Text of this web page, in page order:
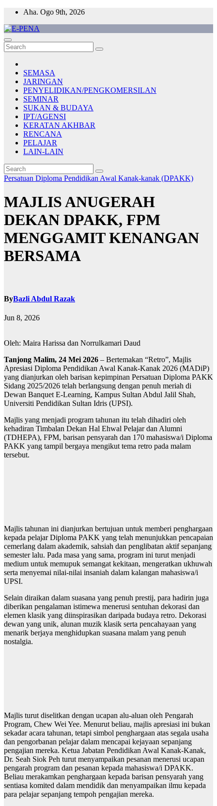
Skip
content
Aha. Ogo 9th, 2026
E-PENA
Berita Digital Terkini
SEMASA
JARINGAN
PENYELIDIKAN/PENGKOMERSILAN
SEMINAR
SUKAN & BUDAYA
IPT/AGENSI
KERATAN AKHBAR
RENCANA
PELAJAR
LAIN-LAIN
Persatuan Diploma Pendidikan Awal Kanak-kanak (DPAKK)
MAJLIS ANUGERAH
DEKAN DPAKK, FPM
MENGGAMIT KENANGAN
BERSAMA
ByBazli Abdul Razak
Jun 8, 2026
Oleh: Maira Harissa dan Norrulkamari Daud
Tanjong Malim, 24 Mei 2026 – Bertemakan “Retro”, Majlis
Apresiasi Diploma Pendidikan Awal Kanak-Kanak 2026 (MADiP)
yang dianjurkan oleh barisan kepimpinan Persatuan Diploma PAKK
Sidang 2025/2026 telah berlangsung dengan penuh meriah di
Dewan Banquet E-Learning, Kampus Sultan Abdul Jalil Shah,
Universiti Pendidikan Sultan Idris (UPSI).
Majlis yang menjadi program tahunan itu telah dihadiri oleh
kehadiran Timbalan Dekan Hal Ehwal Pelajar dan Alumni
(TDHEPA), FPM, barisan pensyarah dan 170 mahasiswa/i Diploma
PAKK yang tampil bergaya mengikut tema retro pada malam
tersebut.
Majlis tahunan ini dianjurkan bertujuan untuk memberi penghargaan
kepada pelajar Diploma PAKK yang telah menunjukkan pencapaian
cemerlang dalam akademik, sahsiah dan penglibatan aktif sepanjang
semester lalu. Pada masa yang sama, program ini turut menjadi
medium untuk memupuk semangat kekitaan, mengeratkan ukhuwah
serta menyemai nilai-nilai insaniah dalam kalangan mahasiswa/i
UPSI.
Selain diraikan dalam suasana yang penuh prestij, para hadirin juga
diberikan pengalaman istimewa menerusi sentuhan dekorasi dan
elemen klasik yang diinspirasikan daripada budaya retro. Dekorasi
dewan yang unik, alunan muzik klasik serta pencahayaan yang
menarik berjaya menghidupkan suasana malam yang penuh
nostalgia.
Majlis turut diselitkan dengan ucapan alu-aluan oleh Pengarah
Program, Chew Wei Yee. Menurut beliau, majlis apresiasi ini bukan
sekadar acara tahunan, tetapi simbol penghargaan atas segala usaha
dan pengorbanan pelajar dalam mencapai kejayaan sepanjang
pengajian mereka. Ketua Jabatan Pendidikan Awal Kanak-Kanak,
Dr. Seah Siok Peh turut menyampaikan pesanan menerusi ucapan
pengarah program dan pesanan kepada mahasiswa/i DPAKK.
Beliau merakamkan penghargaan kepada barisan pensyarah yang
sentiasa komited dalam mendidik dan menyampaikan ilmu kepada
para pelajar sepanjang tempoh pengajian mereka.